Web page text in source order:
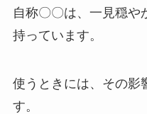
自称〇〇は、一見穏や
持っています。
使うときには、その影
す。